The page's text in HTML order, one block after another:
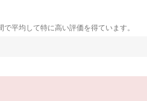
平均して特に高い評価を得ています。